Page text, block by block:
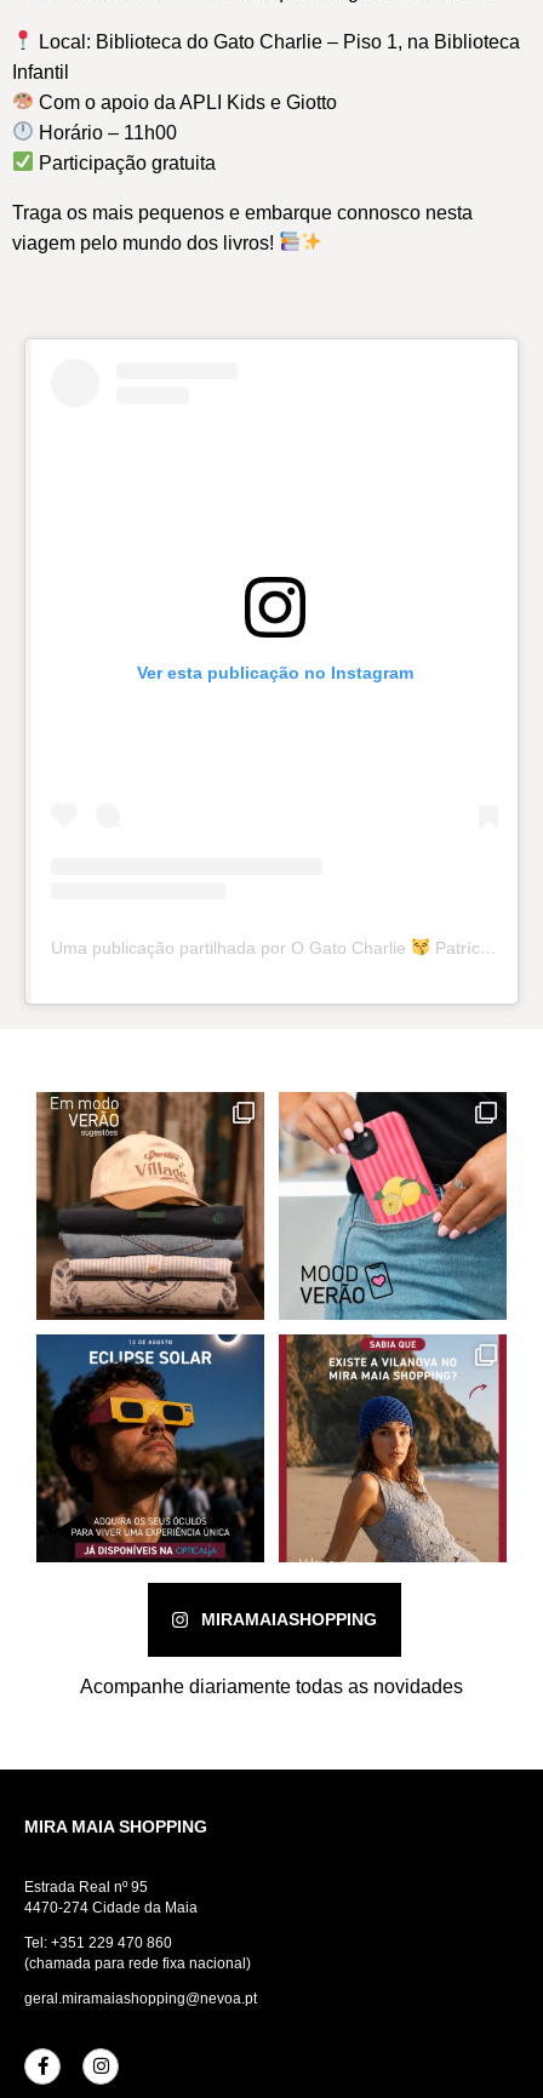
Local: Biblioteca do Gato Charlie – Piso 1, na Biblioteca
Infantil
Com o apoio da APLI Kids e Giotto
Horário – 11h00
Participação gratuita
Traga os mais pequenos e embarque connosco nesta
viagem pelo mundo dos livros!
Ver esta publicação no Instagram
Uma publicação partilhada por O Gato Charlie Patrícia Barbosa (@o.gatocharlie)
MIRAMAIASHOPPING
Acompanhe diariamente todas as novidades
MIRA MAIA SHOPPING
Estrada Real nº 95
4470-274 Cidade da Maia
Tel: +351 229 470 860
(chamada para rede fixa nacional)
geral.miramaiashopping@nevoa.pt